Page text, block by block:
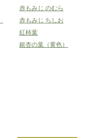
赤もみじ のむら
赤もみじ ちしお
紅柿葉
銀杏の葉（黄色）